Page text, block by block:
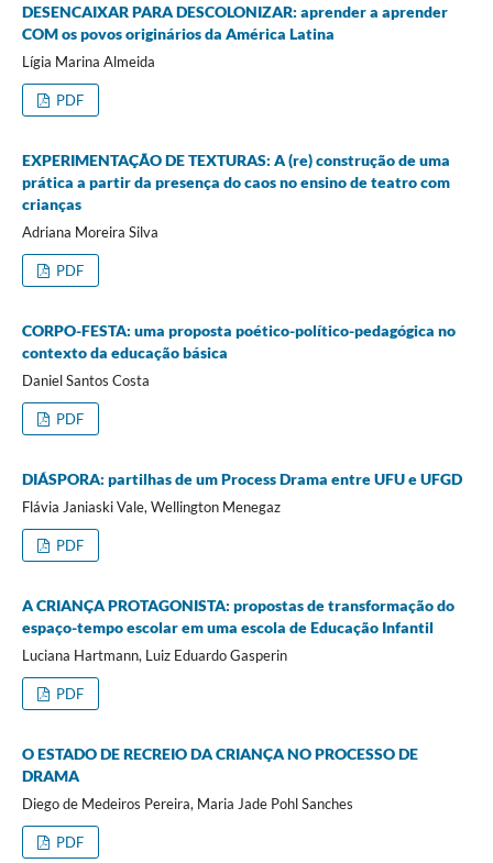
DESENCAIXAR PARA DESCOLONIZAR: aprender a aprender
COM os povos originários da América Latina
Lígia Marina Almeida
PDF
EXPERIMENTAÇÃO DE TEXTURAS: A (re) construção de uma
prática a partir da presença do caos no ensino de teatro com
crianças
Adriana Moreira Silva
PDF
CORPO-FESTA: uma proposta poético-político-pedagógica no
contexto da educação básica
Daniel Santos Costa
PDF
DIÁSPORA: partilhas de um Process Drama entre UFU e UFGD
Flávia Janiaski Vale, Wellington Menegaz
PDF
A CRIANÇA PROTAGONISTA: propostas de transformação do
espaço-tempo escolar em uma escola de Educação Infantil
Luciana Hartmann, Luiz Eduardo Gasperin
PDF
O ESTADO DE RECREIO DA CRIANÇA NO PROCESSO DE
DRAMA
Diego de Medeiros Pereira, Maria Jade Pohl Sanches
PDF